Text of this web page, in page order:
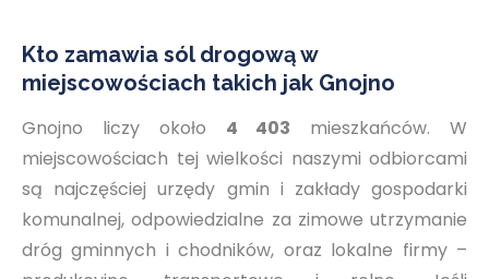
Kto zamawia sól drogową w
miejscowościach takich jak Gnojno
Gnojno liczy około 4 403 mieszkańców. W
miejscowościach tej wielkości naszymi odbiorcami
są najczęściej urzędy gmin i zakłady gospodarki
komunalnej, odpowiedzialne za zimowe utrzymanie
dróg gminnych i chodników, oraz lokalne firmy –